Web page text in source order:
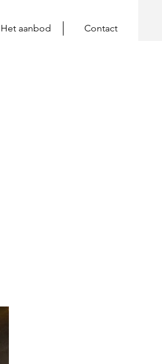
Het aanbod Contact